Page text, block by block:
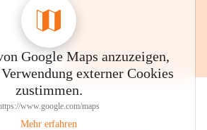
Google Maps anzuzeigen,
externer Cookies
zustimmen.
www.google.com/maps
Mehr erfahren